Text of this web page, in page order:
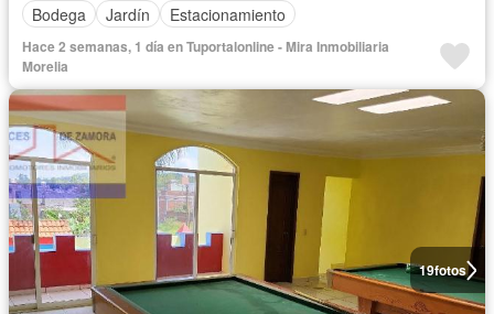
Bodega
Jardín Estacionamiento
Hace 2 semanas, 1 día en Tuportalonline - Mira Inmobiliaria
Morelia
19fotos